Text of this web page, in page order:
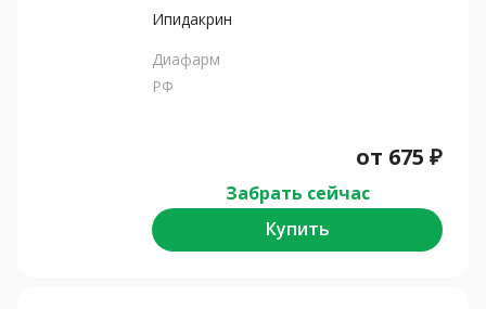
Ипидакрин
Диафарм
РФ
от 675 ₽
Забрать сейчас
Купить